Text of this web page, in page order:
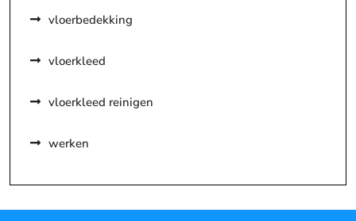
vloerbedekking
vloerkleed
vloerkleed reinigen
werken